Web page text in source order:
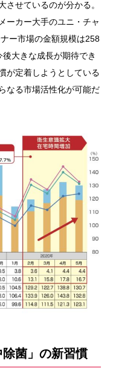
させているのが分かる。
ーカー大手のユニ・チャ
ー市場の金額規模は258
大きな成長が期待でき
が定着しようとしている
なる市場活性化が可能だ
菌」の新習慣